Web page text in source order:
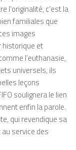
l’originalité, c’est la
familiales que
images
historique et
l’euthanasie,
universels, ils
leçons
soulignera le lien
enfin la parole.
qui revendique sa
service des